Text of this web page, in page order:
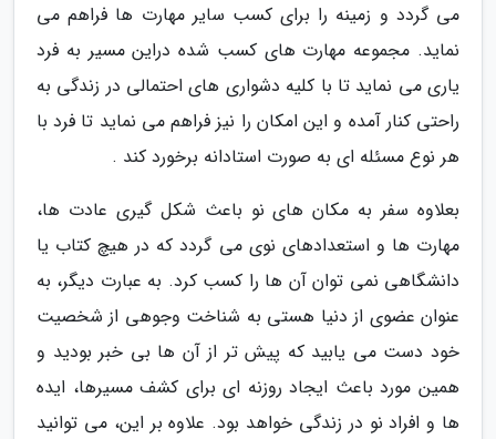
می گردد و زمینه را برای کسب سایر مهارت ها فراهم می
نماید. مجموعه مهارت های کسب شده دراین مسیر به فرد
یاری می نماید تا با کلیه دشواری های احتمالی در زندگی به
راحتی کنار آمده و این امکان را نیز فراهم می نماید تا فرد با
هر نوع مسئله ای به صورت استادانه برخورد کند .
بعلاوه سفر به مکان های نو باعث شکل گیری عادت ها،
مهارت ها و استعدادهای نوی می گردد که در هیچ کتاب یا
دانشگاهی نمی توان آن ها را کسب کرد. به عبارت دیگر، به
عنوان عضوی از دنیا هستی به شناخت وجوهی از شخصیت
خود دست می یابید که پیش تر از آن ها بی خبر بودید و
همین مورد باعث ایجاد روزنه ای برای کشف مسیرها، ایده
ها و افراد نو در زندگی خواهد بود. علاوه بر این، می توانید